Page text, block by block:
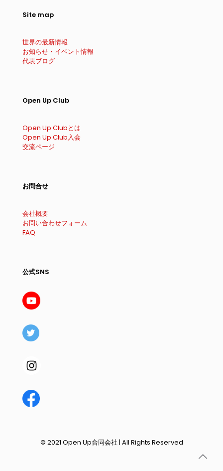
Site map
世界の最新情報
お知らせ・イベント情報
代表ブログ
Open Up Club
Open Up Clubとは
Open Up Club入会
交流ページ
お問合せ
会社概要
お問い合わせフォーム
FAQ
公式SNS
© 2021 Open Up合同会社 | All Rights Reserved